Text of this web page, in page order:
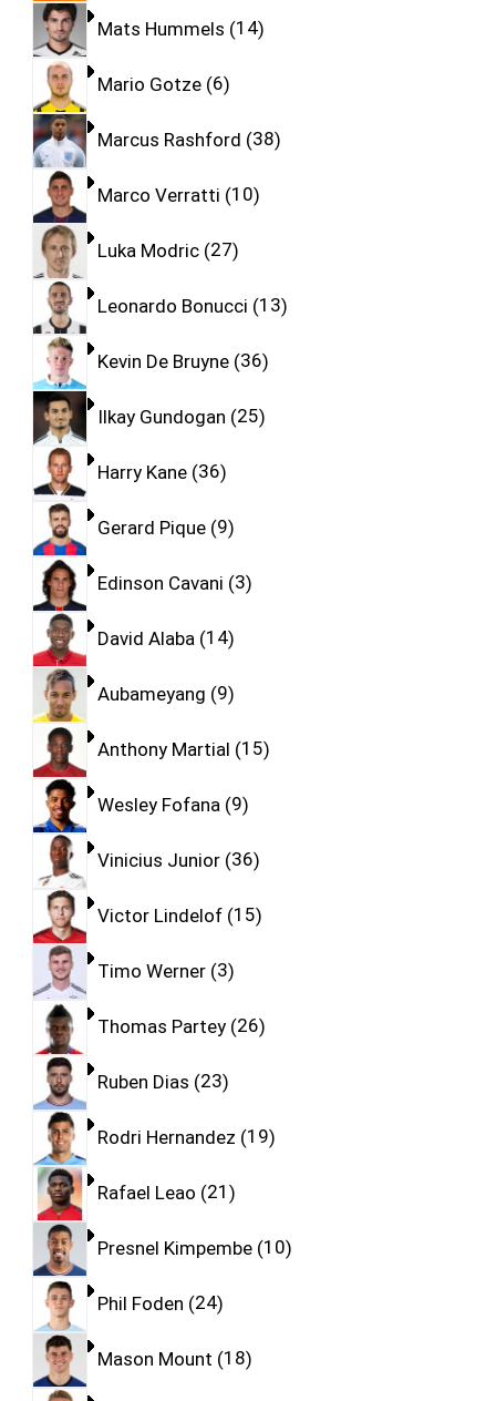
Mats Hummels 14
Mario Gotze 6
Marcus Rashford 38
Marco Verratti 10
Luka Modric 27
Leonardo Bonucci 13
Kevin De Bruyne 36
Ilkay Gundogan 25
Harry Kane 36
Gerard Pique 9
Edinson Cavani 3
David Alaba 14
Aubameyang 9
Anthony Martial 15
Wesley Fofana 9
Vinicius Junior 36
Victor Lindelof 15
Timo Werner 3
Thomas Partey 26
Ruben Dias 23
Rodri Hernandez 19
Rafael Leao 21
Presnel Kimpembe 10
Phil Foden 24
Mason Mount 18